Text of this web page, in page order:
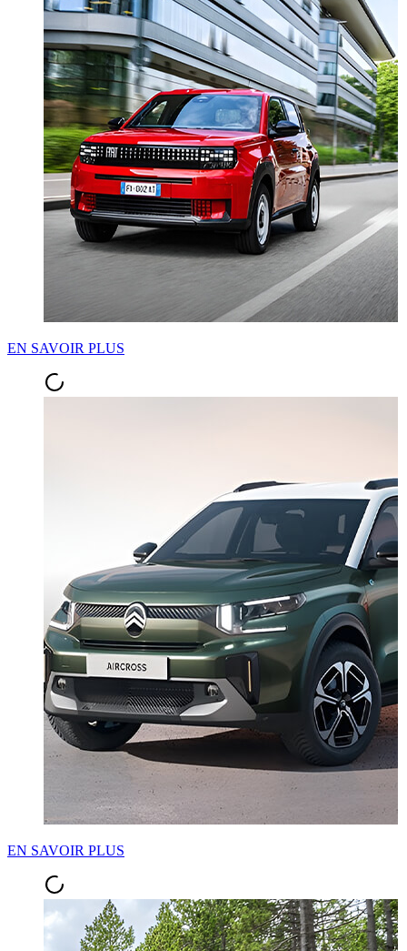
EN SAVOIR PLUS
EN SAVOIR PLUS